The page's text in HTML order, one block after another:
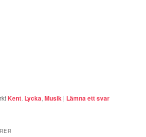
Kent, Lycka,Musik | Lämna ett svar